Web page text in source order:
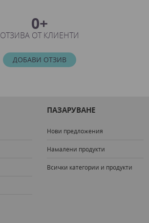
0+
ОТЗИВА ОТ КЛИЕНТИ
ДОБАВИ ОТЗИВ
ПАЗАРУВАНЕ
Нови предложения
Намалени продукти
Всички категории и продукти